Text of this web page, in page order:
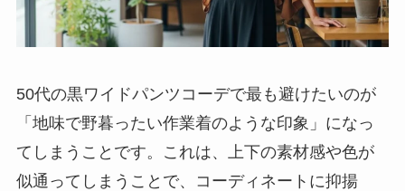
50代の黒ワイドパンツコーデで最も避けたいのが
「地味で野暮ったい作業着のような印象」になっ
てしまうことです。これは、上下の素材感や色が
似通ってしまうことで、コーディネートに抑揚